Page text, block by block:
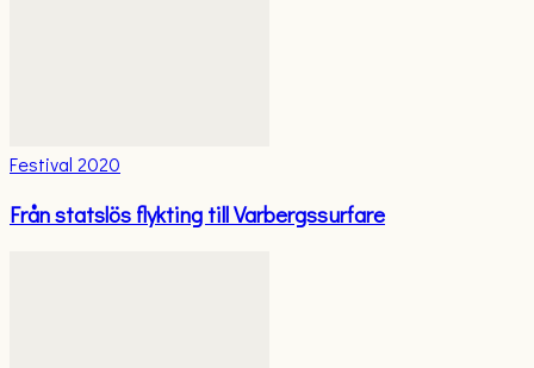
Festival 2020
Från statslös flykting till Varbergssurfare